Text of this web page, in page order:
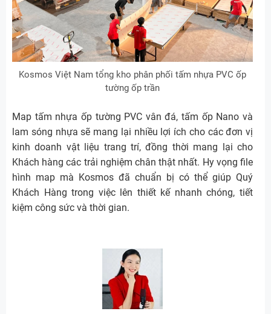
Kosmos Việt Nam tổng kho phân phối tấm nhựa PVC ốp
tường ốp trần
Map tấm nhựa ốp tường PVC vân đá, tấm ốp Nano và
lam sóng nhựa sẽ mang lại nhiều lợi ích cho các đơn vị
kinh doanh vật liệu trang trí, đồng thời mang lại cho
Khách hàng các trải nghiệm chân thật nhất. Hy vọng file
hình map mà Kosmos đã chuẩn bị có thể giúp Quý
Khách Hàng trong việc lên thiết kế nhanh chóng, tiết
kiệm công sức và thời gian.